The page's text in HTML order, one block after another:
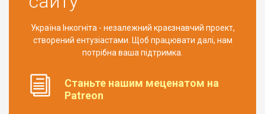
Україна Інкогніта - незалежний краєзнавчий проект,
створений ентузіастами. Щоб працювати далі, нам
потрібна ваша підтримка.
Станьте нашим меценатом на
Patreon